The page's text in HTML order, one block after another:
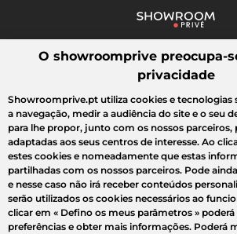
Pesquisar uma marca, um artigo,
Todas as vendas Moda Desporto
O showroomprive preocupa-
privacidade
Showroomprive.pt utiliza cookies e tecnologias
a navegação, medir a audiência do site e o seu
para lhe propor, junto com os nossos parceiros,
adaptadas aos seus centros de interesse. Ao
estes cookies e nomeadamente que estas
partilhadas com os nossos parceiros. Pode
e nesse caso não irá receber conteúdos
serão utilizados os cookies necessários ao
clicar em « Defino os meus parâmetros » poderá
preferências e obter mais informações. Poderá